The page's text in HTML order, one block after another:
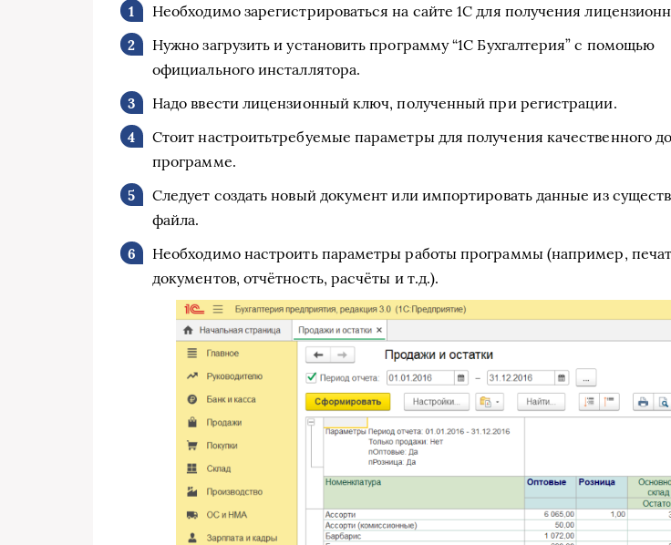
Необходимо зарегистрироваться на сайте 1С для получения
Нужно загрузить и установить программу “1С Бухгалтерия” с помощью
официального инсталлятора.
Надо ввести лицензионный ключ, полученный при регистрации.
Стоит настроитьтребуемые параметры для получения качественного
программе.
Следует создать новый документ или импортировать данные из
файла.
Необходимо настроить параметры работы программы (например,
документов, отчётность, расчёты и т.д.).